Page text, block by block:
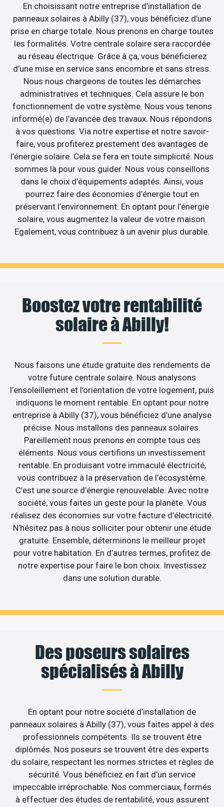
En choisissant notre entreprise d’installation de
panneaux solaires à Abilly (37), vous bénéficiez d’une
prise en charge totale. Nous prenons en charge toutes
les formalités. Votre centrale solaire sera raccordée
au réseau électrique. Grâce à ça, vous bénéficierez
d’une mise en service sans encombre et sans stress.
Nous nous chargeons de toutes les démarches
administratives et techniques. Cela assure le bon
fonctionnement de votre système. Nous vous tenons
informé(e) de l’avancée des travaux. Nous répondons
à vos questions. Via notre expertise et notre savoir-
faire, vous profiterez prestement des avantages de
l’énergie solaire. Cela se fera en toute simplicité. Nous
sommes là pour vous guider. Nous vous conseillons
dans le choix d’équipements adaptés. Ainsi, vous
pourrez faire des économies d’énergie tout en
préservant l’environnement. En optant pour l’énergie
solaire, vous augmentez la valeur de votre maison.
Egalement, vous contribuez à un avenir plus durable.
Boostez votre rentabilité
solaire à Abilly!
Nous faisons une étude gratuite des rendements de
votre future centrale solaire. Nous analysons
l’ensoleillement et l’orientation de votre logement, puis
indiquons le moment rentable. En optant pour notre
entreprise à Abilly (37), vous bénéficiez d’une analyse
précise. Nous installons des panneaux solaires.
Pareillement nous prenons en compte tous ces
éléments. Nous vous certifions un investissement
rentable. En produisant votre immaculé électricité,
vous contribuez à la préservation de l’écosystème.
C’est une source d’énergie renouvelable. Avec notre
société, vous faites un geste pour la planète. Vous
réalisez des économies sur votre facture d’électricité.
N’hésitez pas à nous solliciter pour obtenir une étude
gratuite. Ensemble, déterminons le meilleur projet
pour votre habitation. En d’autres termes, profitez de
notre expertise pour faire le bon choix. Investissez
dans une solution durable.
Des poseurs solaires
spécialisés à Abilly
En optant pour notre société d’installation de
panneaux solaires à Abilly (37), vous faites appel à des
professionnels compétents. Ils se trouvent être
diplômés. Nos poseurs se trouvent être des experts
du solaire, respectant les normes strictes et règles de
sécurité. Vous bénéficiez en fait d’un service
impeccable irréprochable. Nos commerciaux, formés
à effectuer des études de rentabilité, vous assurent